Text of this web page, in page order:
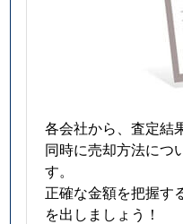
各会社から、査定結
同時に売却方法につ
す。
正確な金額を把握す
を出しましょう！